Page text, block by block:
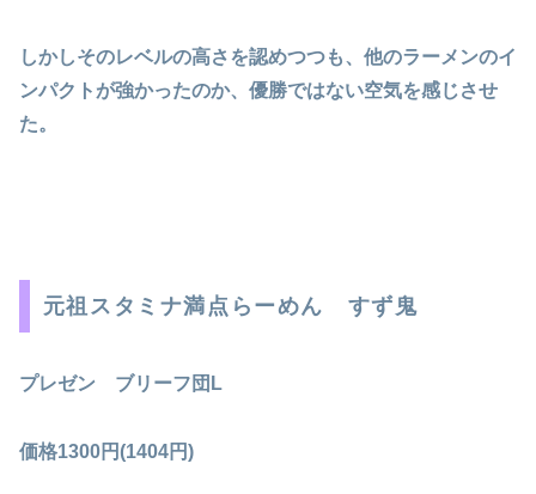
しかしそのレベルの高さを認めつつも、他のラーメンのイ
ンパクトが強かったのか、優勝ではない空気を感じさせ
た。
元祖スタミナ満点らーめん すず鬼
プレゼン ブリーフ団L
価格1300円(1404円)